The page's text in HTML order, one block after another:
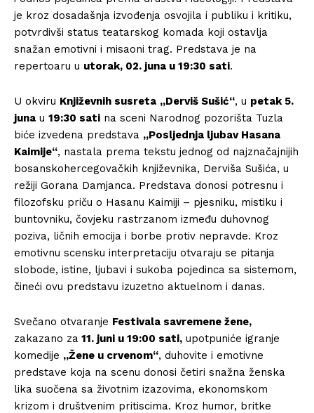
je kroz dosadašnja izvođenja osvojila i publiku i kritiku,
potvrdivši status teatarskog komada koji ostavlja
snažan emotivni i misaoni trag. Predstava je na
repertoaru u utorak, 02. juna u 19:30 sati.
U okviru Književnih susreta „Derviš Sušić“, u petak 5.
juna u 19:30 sati na sceni Narodnog pozorišta Tuzla
biće izvedena predstava „Posljednja ljubav Hasana
Kaimije“, nastala prema tekstu jednog od najznačajnijih
bosanskohercegovačkih književnika, Derviša Sušića, u
režiji Gorana Damjanca. Predstava donosi potresnu i
filozofsku priču o Hasanu Kaimiji – pjesniku, mistiku i
buntovniku, čovjeku rastrzanom između duhovnog
poziva, ličnih emocija i borbe protiv nepravde. Kroz
emotivnu scensku interpretaciju otvaraju se pitanja
slobode, istine, ljubavi i sukoba pojedinca sa sistemom,
čineći ovu predstavu izuzetno aktuelnom i danas.
Svečano otvaranje Festivala savremene žene,
zakazano za 11. juni u 19:00 sati, upotpuniće igranje
komedije „Žene u crvenom“, duhovite i emotivne
predstave koja na scenu donosi četiri snažna ženska
lika suočena sa životnim izazovima, ekonomskom
krizom i društvenim pritiscima. Kroz humor, britke